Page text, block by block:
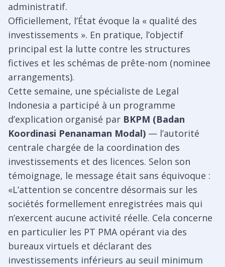
administratif.
Officiellement, l’État évoque la « qualité des
investissements ». En pratique, l’objectif
principal est la lutte contre les structures
fictives et les schémas de prête-nom (nominee
arrangements).
Cette semaine, une spécialiste de Legal
Indonesia a participé à un programme
d’explication organisé par BKPM (Badan
Koordinasi Penanaman Modal) — l’autorité
centrale chargée de la coordination des
investissements et des licences. Selon son
témoignage, le message était sans équivoque :
«L’attention se concentre désormais sur les
sociétés formellement enregistrées mais qui
n’exercent aucune activité réelle. Cela concerne
en particulier les PT PMA opérant via des
bureaux virtuels et déclarant des
investissements inférieurs au seuil minimum